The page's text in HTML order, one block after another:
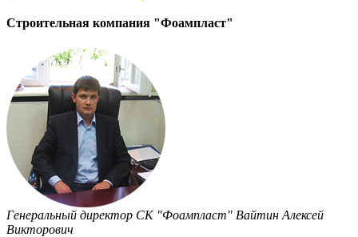
Строительная компания "Фоампласт"
Генеральный директор СК "Фоампласт" Вайтин Алексей
Викторович